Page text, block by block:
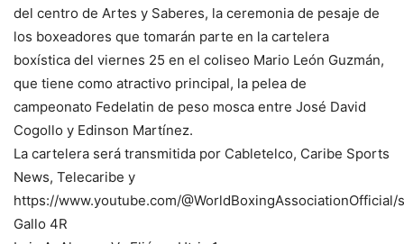
del centro de Artes y Saberes, la ceremonia de pesaje de
los boxeadores que tomarán parte en la cartelera
boxística del viernes 25 en el coliseo Mario León Guzmán,
que tiene como atractivo principal, la pelea de
campeonato Fedelatin de peso mosca entre José David
Cogollo y Edinson Martínez.
La cartelera será transmitida por Cabletelco, Caribe Sports
News, Telecaribe y
https://www.youtube.com/@WorldBoxingAssociationOfficial/
Gallo 4R